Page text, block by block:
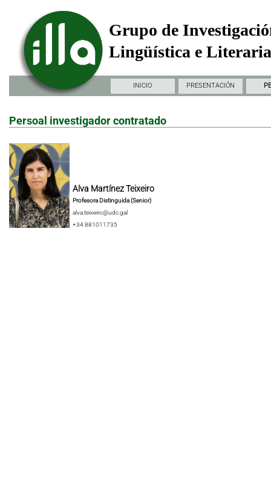
Grupo de
Lingüística e
INICIO PRESENTACIÓN
Persoal investigador contratado
Alva Martínez Teixeiro
Profesora Distinguida (Senior)
alva.teixeiro@udc.gal
+34 881011735